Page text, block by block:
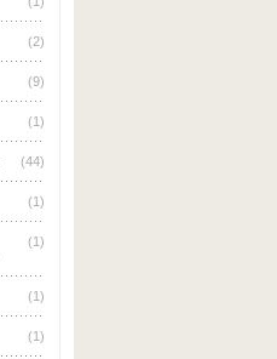
(2)
(9)
(1)
(44)
(1)
(1)
(1)
(1)